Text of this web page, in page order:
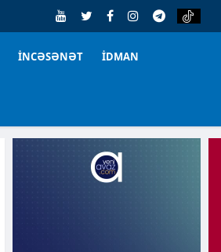
İNCƏSƏNƏT İDMAN